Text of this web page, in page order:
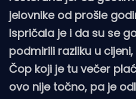
jelovnike od prošle
Ispričala je i da su se
podmirili razliku u
Čop koji je tu večer
ovo nije točno, pa je